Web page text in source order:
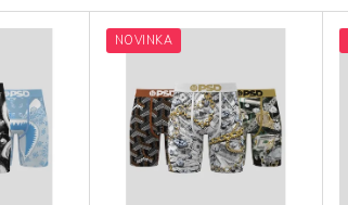
NOVINKA